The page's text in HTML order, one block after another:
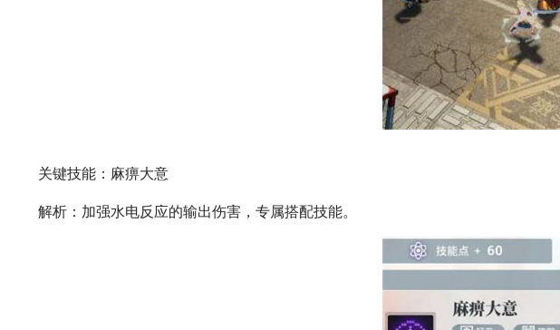
关键技能：麻痹大意
解析：加强水电反应的输出伤害，专属搭配技能。